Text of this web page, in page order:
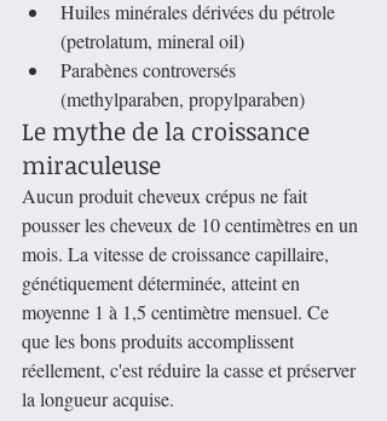
Huiles minérales dérivées du pétrole
(petrolatum, mineral oil)
Parabènes controversés
(methylparaben, propylparaben)
Le mythe de la croissance
miraculeuse
Aucun produit cheveux crépus ne fait
pousser les cheveux de 10 centimètres en un
mois. La vitesse de croissance capillaire,
génétiquement déterminée, atteint en
moyenne 1 à 1,5 centimètre mensuel. Ce
que les bons produits accomplissent
réellement, c'est réduire la casse et préserver
la longueur acquise.